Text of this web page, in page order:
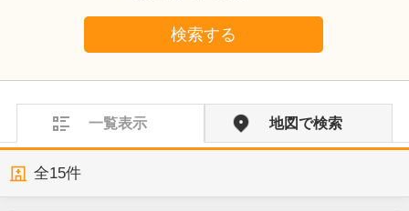
検索する
一覧表示 地図で検索
全15件